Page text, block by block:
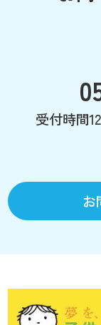
受付時間
お